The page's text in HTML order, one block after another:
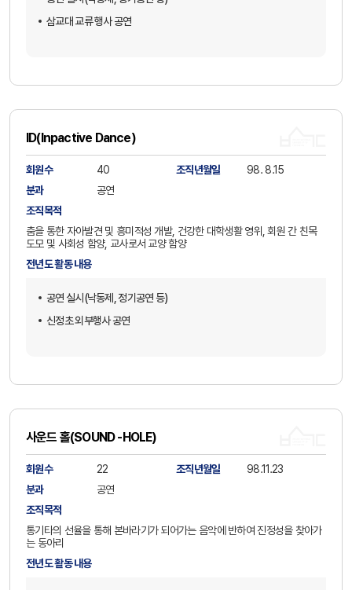
삼교대 교류 행사 공연
ID(Inpactive Dance)
회원수 40 조직년월일
98. 8.15
분과
공연
조직목적
춤을 통한 자아발견 및 흥미적성 개발, 건강한 대학생활 영위, 회원 간 친목
도모 및 사회성 함양, 교사로서 교양 함양
전년도 활동 내용
공연 실시(낙동제, 정기공연 등)
신정초 외부행사 공연
사운드 홀(SOUND -HOLE)
회원수 22 조직년월일
98.11.23
분과
공연
조직목적
통기타의 선율을 통해 본바라기가 되어가는 음악에 반하여 진정성을 찾아가
는 동아리
전년도 활동 내용